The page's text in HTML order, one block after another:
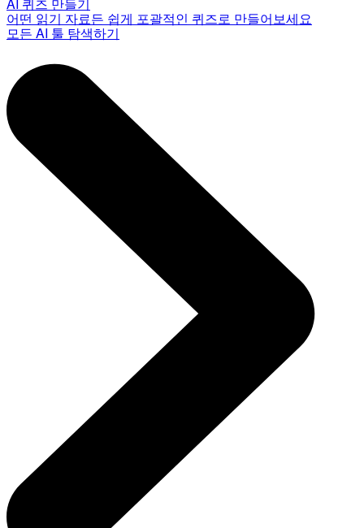
어떤 읽기 자료든 쉽게 포괄적인 퀴즈로 만들어보세요
모든 AI 툴 탐색하기